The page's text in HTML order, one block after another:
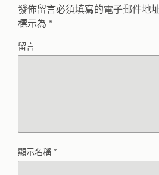
發佈留言必須填寫的電子郵件地
標示為 *
留言
顯示名稱*